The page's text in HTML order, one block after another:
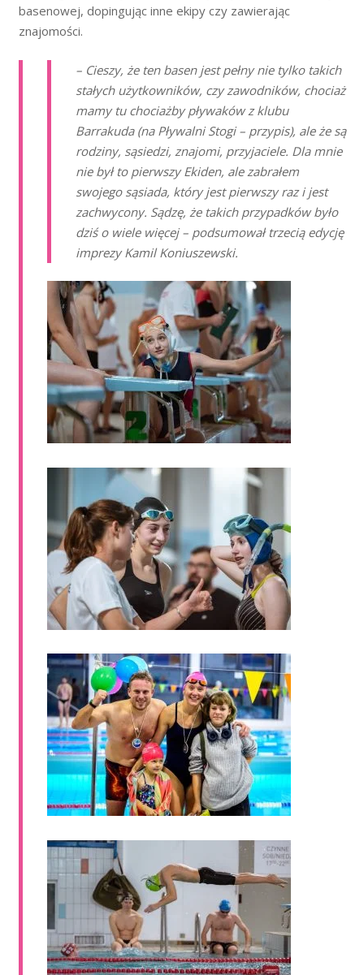
basenowej, dopingując inne ekipy czy zawierając
znajomości.
– Cieszy, że ten basen jest pełny nie tylko takich
stałych użytkowników, czy zawodników, chociaż
mamy tu chociażby pływaków z klubu
Barrakuda (na Pływalni Stogi – przypis), ale że są
rodziny, sąsiedzi, znajomi, przyjaciele. Dla mnie
nie był to pierwszy Ekiden, ale zabrałem
swojego sąsiada, który jest pierwszy raz i jest
zachwycony. Sądzę, że takich przypadków było
dziś o wiele więcej – podsumował trzecią edycję
imprezy Kamil Koniuszewski.